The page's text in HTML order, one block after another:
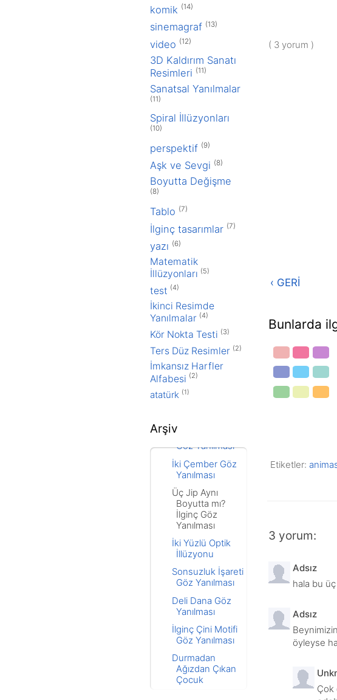
( 3 yorum )
‹ GERİ
Bunlarda
Etiketler:
3 yorum:
Adsız
hala bu
Adsız
öyleyse
Çok
komik (14)
sinemagraf (13)
video (12)
3D Kaldırım Sanatı
Resimleri (11)
Sanatsal Yanılmalar
(11)
Spiral İllüzyonları
(10)
perspektif (9)
Aşk ve Sevgi (8)
Boyutta Değişme
(8)
Tablo (7)
İlginç tasarımlar (7)
yazı (6)
Matematik
İllüzyonları (5)
test (4)
İkinci Resimde
Yanılmalar (4)
Kör Nokta Testi (3)
Ters Düz Resimler (2)
İmkansız Harfler
Alfabesi (2)
atatürk (1)
Arşiv
Nisan 2012
2011
Eylül 2011
Kalp Çarpması
Göz Yanılması
İki Ayaklı Gölge
Kararan Siyah
Göz Yanılması
Renk Tonundaki
Farklılıklar Göz
Yanılması
Kare Göz
Yanılması
Akordeon Kapı
Yanılması
Pembe Renk
Yanılsaması
Üçgende Oluşan
Boşluk
Paradoksu
Üçgen Paradoks
Animasyonu
X Çarpı Göz
Yanılması
Kayan Kareler
Göz Yanılması
İki Çember Göz
Yanılması
Üç Jip Aynı
Boyutta mı?
İlginç Göz
Yanılması
İki Yüzlü Optik
İllüzyonu
Sonsuzluk İşareti
Göz Yanılması
Deli Dana Göz
Yanılması
İlginç Çini Motifi
Göz Yanılması
Durmadan
Ağızdan Çıkan
Çocuk